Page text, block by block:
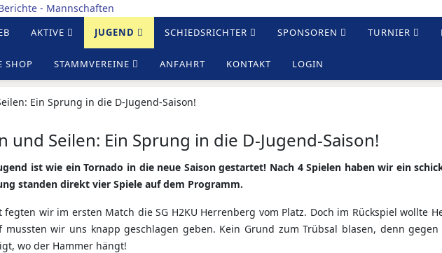
AKTIVE JUGEND SCHIEDSRICHTER SPONSOREN TURNIER
SHOP STAMMVEREINE ANFAHRT KONTAKT LOGIN
und Seilen: Ein Sprung in die D-Jugend-Saison!
ist wie ein Tornado in die neue Saison gestartet! Nach 4 Spielen haben wir ein
standen direkt vier Spiele auf dem Programm.
fegten wir im ersten Match die SG H2KU Herrenberg vom Platz. Doch im Rückspiel wollte
mussten wir uns knapp geschlagen geben. Kein Grund zum Trübsal blasen, denn
wo der Hammer hängt!